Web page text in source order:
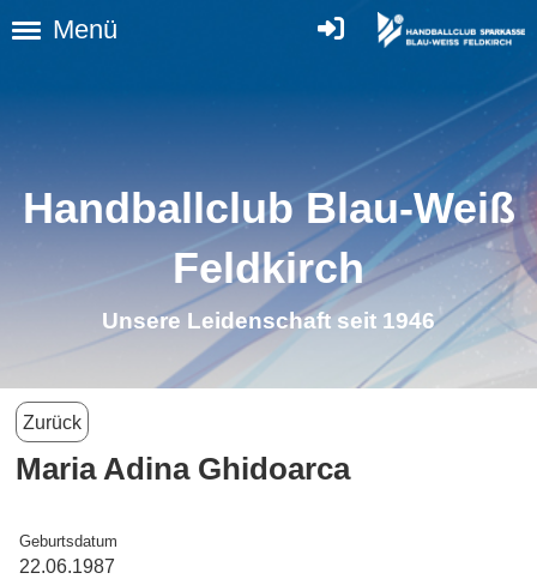
Menü
Handballclub Blau-Weiß
Feldkirch
Unsere Leidenschaft seit 1946
Zurück
Maria Adina Ghidoarca
Geburtsdatum
22.06.1987